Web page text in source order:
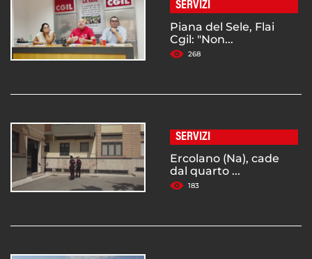
SERVIZI
Piana del Sele, Flai
Cgil: "Non...
268
SERVIZI
Ercolano (Na), cade
dal quarto ...
183